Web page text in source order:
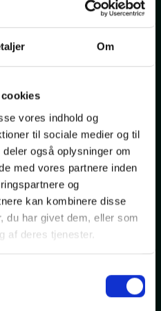
Om
vores indhold og
til sociale medier og til
også oplysninger om
med vores partnere inden
og
kan kombinere disse
du har givet dem, eller som
af deres tjenester.
Km.
2020